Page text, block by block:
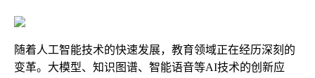
随着人工智能技术的快速发展，教育领域正在经历深刻的
变革。大模型、知识图谱、智能语音等AI技术的创新应